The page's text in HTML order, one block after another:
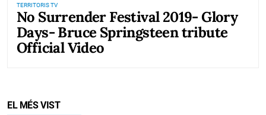
TERRITORIS TV
No Surrender Festival 2019- Glory
Days- Bruce Springsteen tribute
Official Video
EL MÉS VIST